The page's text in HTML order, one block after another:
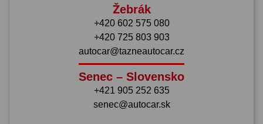
Žebrák
+420 602 575 080
+420 725 803 903
autocar@tazneautocar.cz
Senec – Slovensko
+421 905 252 635
senec@autocar.sk